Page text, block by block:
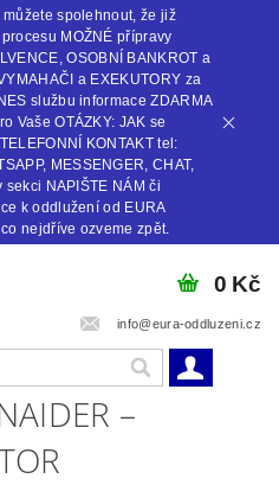
můžete spolehnout, že již
MOŽNÉ přípravy
OSOBNÍ BANKROT a
a EXEKUTORY za
službu informace ZDARMA
Vaše OTÁZKY: JAK se
KONTAKT tel:
MESSENGER, CHAT,
NAPIŠTE NÁM či
k oddlužení od EURA
nejdříve ozveme zpět.
info@eura-oddluzeni.cz
0 Kč
–